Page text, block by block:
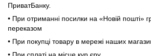
ПриватБанку.
• При отриманні посилки на «Новій пошті»
переказом
• При покупці товару в мережі наших
• При сплаті на місце кур,єру